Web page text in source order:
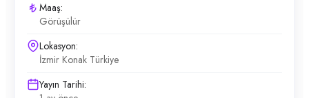
Maaş:
Görüşülür
Lokasyon:
İzmir Konak Türkiye
Yayın Tarihi: